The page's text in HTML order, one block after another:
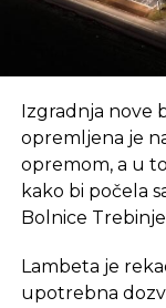
Izgradnja nove
opremljena je
opremom, a u
kako bi počela
Bolnice
Lambeta je
upotrebna